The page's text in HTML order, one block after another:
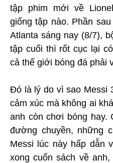
tập phim mới về
giống tập nào. Phần
Atlanta sáng nay (8/7),
tập cuối thì rốt cục lại
cả thế giới bóng đá phải
Đó là lý do vì sao Messi
cảm xúc mà không ai
anh còn chơi bóng hay.
đường chuyền, những
Messi lúc này hấp dẫn
xong cuốn sách về